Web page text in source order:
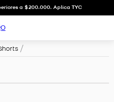
a $200.000. Aplica TYC